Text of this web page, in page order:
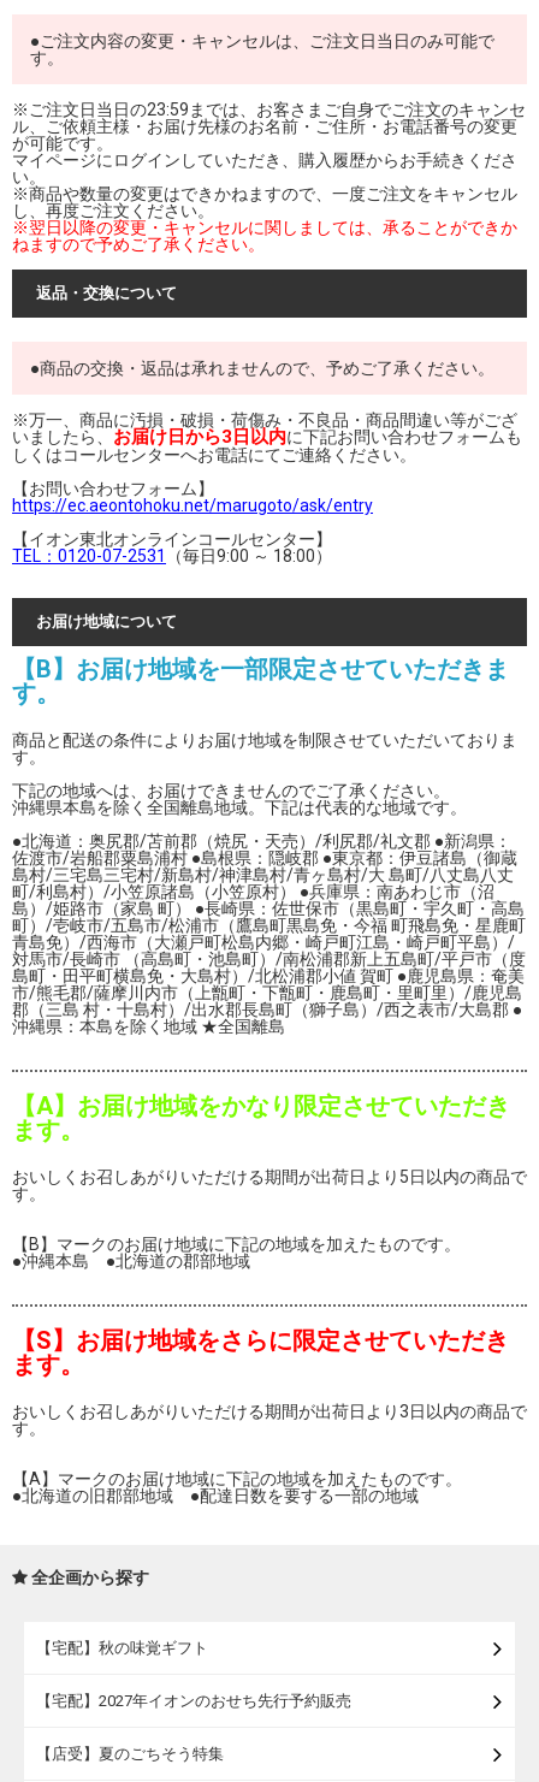
●ご注文内容の変更・キャンセルは、ご注文日当日のみ可能で
す。
※ご注文日当日の23:59までは、お客さまご自身でご注文のキャンセ
ル、ご依頼主様・お届け先様のお名前・ご住所・お電話番号の変更
が可能です。
マイページにログインしていただき、購入履歴からお手続きくださ
い。
※商品や数量の変更はできかねますので、一度ご注文をキャンセル
し、再度ご注文ください。
※翌日以降の変更・キャンセルに関しましては、承ることができか
ねますので予めご了承ください。
返品・交換について
●商品の交換・返品は承れませんので、予めご了承ください。
※万一、商品に汚損・破損・荷傷み・不良品・商品間違い等がござ
いましたら、 お届け日から3日以内に下記お問い合わせフォームも
しくはコールセンターへお電話にてご連絡ください。
【お問い合わせフォーム】
https://ec.aeontohoku.net/marugoto/ask/entry
【イオン東北オンラインコールセンター】
TEL：0120-07-2531
（毎日9:00 ～ 18:00）
お届け地域について
【B】お届け地域を一部限定させていただきま
す。
商品と配送の条件によりお届け地域を制限させていただいておりま
す。
下記の地域へは、お届けできませんのでご了承ください。
沖縄県本島を除く全国離島地域。下記は代表的な地域です。
●北海道：奥尻郡/苫前郡（焼尻・天売）/利尻郡/礼文郡 ●新潟県：
佐渡市/岩船郡粟島浦村 ●島根県：隠岐郡 ●東京都：伊豆諸島（御蔵
島村/三宅島三宅村/新島村/神津島村/青ヶ島村/大 島町/八丈島八丈
町/利島村）/小笠原諸島（小笠原村） ●兵庫県：南あわじ市（沼
島）/姫路市（家島 町） ●長崎県：佐世保市（黒島町・宇久町・高島
町）/壱岐市/五島市/松浦市（鷹島町黒島免・今福 町飛島免・星鹿町
青島免）/西海市（大瀬戸町松島内郷・崎戸町江島・崎戸町平島）/
対馬市/長崎市 （高島町・池島町）/南松浦郡新上五島町/平戸市（度
島町・田平町横島免・大島村）/北松浦郡小値 賀町 ●鹿児島県：奄美
市/熊毛郡/薩摩川内市（上甑町・下甑町・鹿島町・里町里）/鹿児島
郡（三島 村・十島村）/出水郡長島町（獅子島）/西之表市/大島郡 ●
沖縄県：本島を除く地域 ★全国離島
【A】お届け地域をかなり限定させていただき
ます。
おいしくお召しあがりいただける期間が出荷日より5日以内の商品で
す。
【B】マークのお届け地域に下記の地域を加えたものです。
●沖縄本島 ●北海道の郡部地域
【S】お届け地域をさらに限定させていただき
ます。
おいしくお召しあがりいただける期間が出荷日より3日以内の商品で
す。
【A】マークのお届け地域に下記の地域を加えたものです。
●北海道の旧郡部地域 ●配達日数を要する一部の地域
全企画から探す
【宅配】秋の味覚ギフト
【宅配】2027年イオンのおせち先行予約販売
【店受】夏のごちそう特集